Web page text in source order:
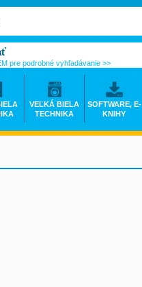
pre podrobné vyhľadávanie >>
VEĽKÁ BIELA
TECHNIKA
SOFTWARE, E-
KNIHY